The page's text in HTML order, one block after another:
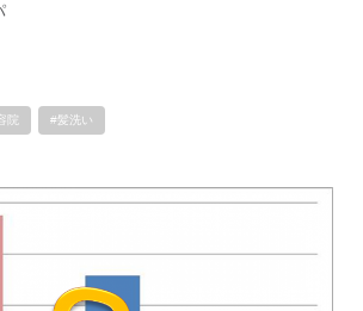
院 #髪洗い